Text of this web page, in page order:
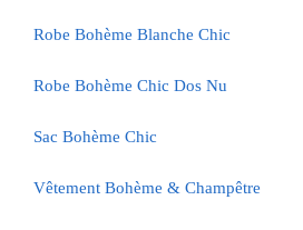
Robe Bohème Blanche Chic
Robe Bohème Chic Dos Nu
Sac Bohème Chic
Vêtement Bohème & Champêtre